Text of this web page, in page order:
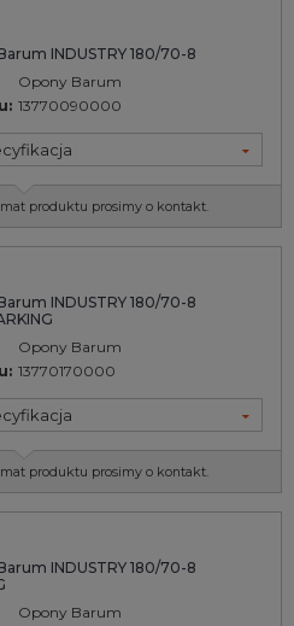
INDUSTRY 180/70-8
Opony Barum
13770090000
produktu prosimy o kontakt.
INDUSTRY 180/70-8
Opony Barum
13770170000
produktu prosimy o kontakt.
INDUSTRY 180/70-8
Opony Barum